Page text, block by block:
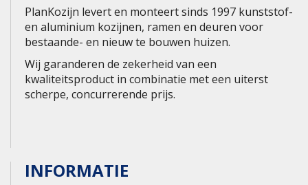
PlanKozijn levert en monteert sinds 1997 kunststof-
en aluminium kozijnen, ramen en deuren voor
bestaande- en nieuw te bouwen huizen.
Wij garanderen de zekerheid van een
kwaliteitsproduct in combinatie met een uiterst
scherpe, concurrerende prijs.
INFORMATIE